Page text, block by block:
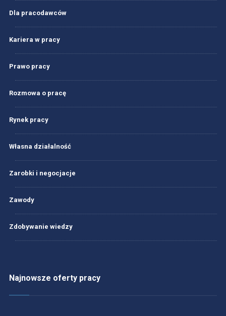
Dla pracodawców
Kariera w pracy
Prawo pracy
Rozmowa o pracę
Rynek pracy
Własna działalność
Zarobki i negocjacje
Zawody
Zdobywanie wiedzy
Najnowsze oferty pracy